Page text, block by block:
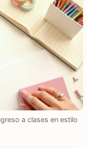
a clases en estilo